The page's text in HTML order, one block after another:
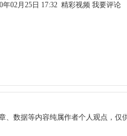
年02月25日 17:32 精彩视频 我要评论
、数据等内容纯属作者个人观点，仅